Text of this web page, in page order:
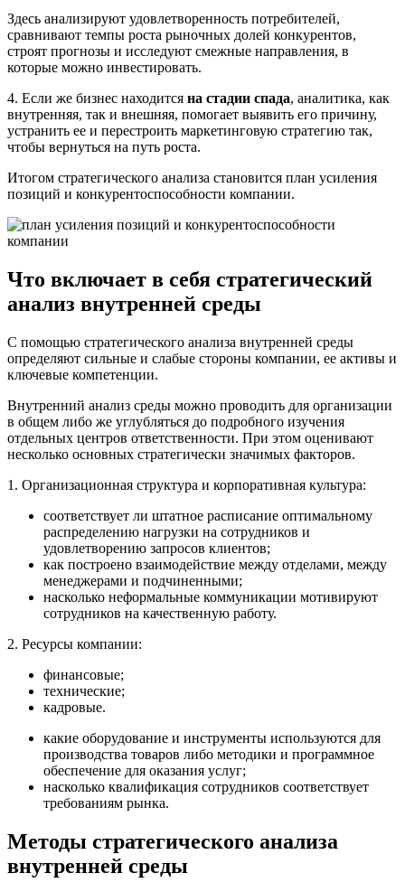
Здесь анализируют удовлетворенность потребителей,
сравнивают темпы роста рыночных долей конкурентов,
строят прогнозы и исследуют смежные направления, в
которые можно инвестировать.
4. Если же бизнес находится на стадии спада, аналитика, как
внутренняя, так и внешняя, помогает выявить его причину,
устранить ее и перестроить маркетинговую стратегию так,
чтобы вернуться на путь роста.
Итогом стратегического анализа становится план усиления
позиций и конкурентоспособности компании.
Что включает в себя стратегический
анализ внутренней среды
С помощью стратегического анализа внутренней среды
определяют сильные и слабые стороны компании, ее активы и
ключевые компетенции.
Внутренний анализ среды можно проводить для организации
в общем либо же углубляться до подробного изучения
отдельных центров ответственности. При этом оценивают
несколько основных стратегически значимых факторов.
1. Организационная структура и корпоративная культура:
соответствует ли штатное расписание оптимальному
распределению нагрузки на сотрудников и
удовлетворению запросов клиентов;
как построено взаимодействие между отделами, между
менеджерами и подчиненными;
насколько неформальные коммуникации мотивируют
сотрудников на качественную работу.
2. Ресурсы компании:
финансовые;
технические;
кадровые.
какие оборудование и инструменты используются для
производства товаров либо методики и программное
обеспечение для оказания услуг;
насколько квалификация сотрудников соответствует
требованиям рынка.
Методы стратегического анализа
внутренней среды